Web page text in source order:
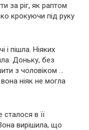
за ріг, як раптом
крокуючи під руку
і пішла. Ніяких
Доньку, без
з чоловіком …
ніяк не могла
в її
вирішила, що